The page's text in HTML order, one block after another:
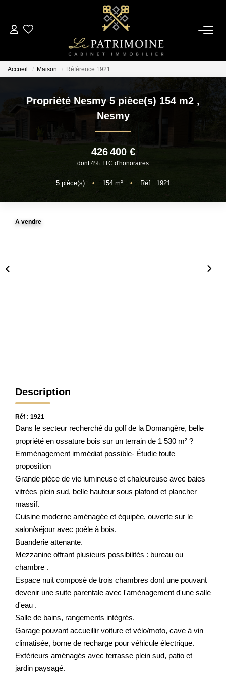
ACCUEIL
NOS ANNONCES
Ventes
Locations
ESTIMATION
Accueil Maison Référence 1921
Propriété Nesmy 5 pièce(s) 154 m2 ,
Nesmy
426 400 €
dont 4% TTC d'honoraires
5pièce(s) • 154m² • Réf : 1921
A vendre
Description
Réf : 1921
Dans le secteur recherché du golf de la Domangère, belle
propriété en ossature bois sur un terrain de 1 530 m² ?
Emménagement immédiat possible- Étudie toute
proposition
Grande pièce de vie lumineuse et chaleureuse avec baies
vitrées plein sud, belle hauteur sous plafond et plancher
massif.
Cuisine moderne aménagée et équipée, ouverte sur le
salon/séjour avec poêle à bois.
Buanderie attenante.
Mezzanine offrant plusieurs possibilités : bureau ou
chambre .
Espace nuit composé de trois chambres dont une pouvant
devenir une suite parentale avec l'aménagement d'une salle
d'eau .
Salle de bains, rangements intégrés.
Garage pouvant accueillir voiture et vélo/moto, cave à vin
climatisée, borne de recharge pour véhicule électrique.
Extérieurs aménagés avec terrasse plein sud, patio et
jardin paysagé.